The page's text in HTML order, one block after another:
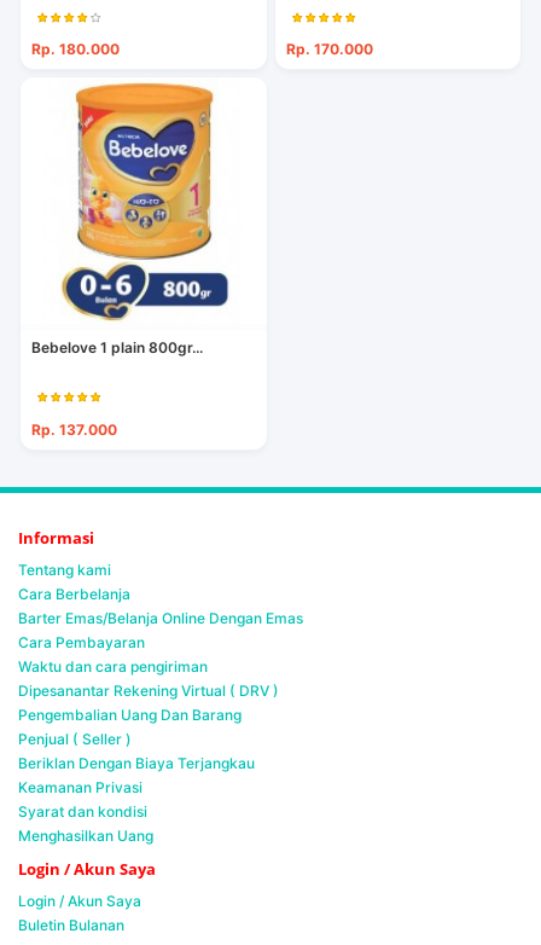
Rp. 180.000 Rp. 170.000
Bebelove 1 plain 800gr...
Rp. 137.000
Informasi
Tentang kami
Cara Berbelanja
Barter Emas/Belanja Online Dengan Emas
Cara Pembayaran
Waktu dan cara pengiriman
Dipesanantar Rekening Virtual ( DRV )
Pengembalian Uang Dan Barang
Penjual ( Seller )
Beriklan Dengan Biaya Terjangkau
Keamanan Privasi
Syarat dan kondisi
Menghasilkan Uang
Login / Akun Saya
Login / Akun Saya
Buletin Bulanan